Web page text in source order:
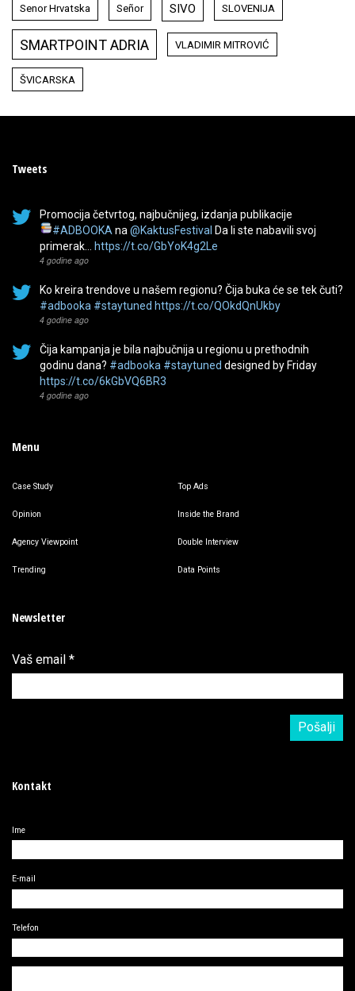
Senor Hrvatska Señor SIVO SLOVENIJA
SMARTPOINT ADRIA VLADIMIR MITROVIĆ
ŠVICARSKA
Tweets
Promocija četvrtog, najbučnijeg, izdanja publikacije
#ADBOOKAna@KaktusFestival Da li ste nabavili svoj
primerak… https://t.co/GbYoK4g2Le
4 godine ago
Ko kreira trendove u našem regionu? Čija buka će se tek čuti?
#adbooka #staytuned https://t.co/QOkdQnUkby
4 godine ago
Čija kampanja je bila najbučnija u regionu u prethodnih
godinu dana? #adbooka #staytuned designed by Friday
https://t.co/6kGbVQ6BR3
4 godine ago
Menu
Case Study Top Ads
Opinion Inside the Brand
Agency Viewpoint Double Interview
Trending Data Points
Newsletter
Vaš email *
Kontakt
Ime
E-mail
Telefon